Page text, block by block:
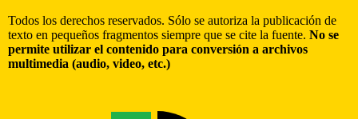
Todos los derechos reservados. Sólo se autoriza la publicación de
texto en pequeños fragmentos siempre que se cite la fuente. No se
permite utilizar el contenido para conversión a archivos
multimedia (audio, video, etc.)